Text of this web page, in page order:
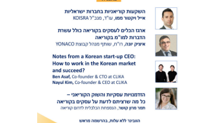
ת
ה
ט
י
ס
ת
ב
י
ן